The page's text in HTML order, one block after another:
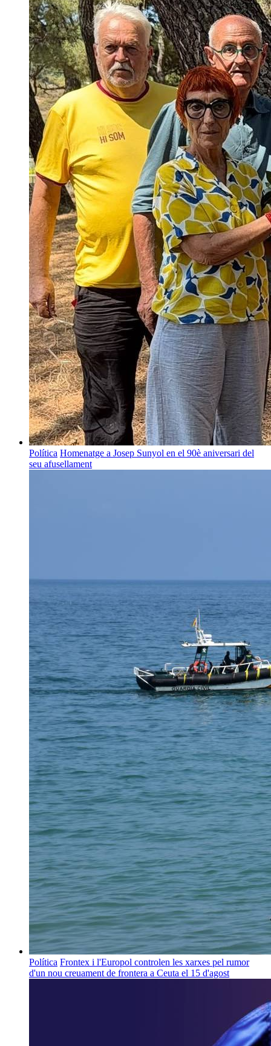
Política Homenatge a Josep Sunyol en el 90è aniversari del
seu afusellament
Política Frontex i l'Europol controlen les xarxes pel rumor
d'un nou creuament de frontera a Ceuta el 15 d'agost